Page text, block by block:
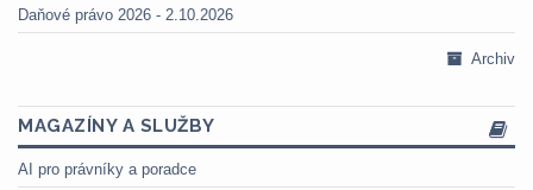
Daňové právo 2026 - 2.10.2026
Archiv
MAGAZÍNY A SLUŽBY
AI pro právníky a poradce